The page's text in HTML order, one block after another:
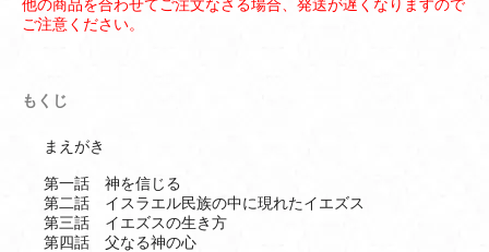
他の商品を合わせてご注文なさる場合、発送が遅くなりますので
ご注意ください。
もくじ
まえがき
第一話 神を信じる
第二話 イスラエル民族の中に現れたイエズス
第三話 イエズスの生き方
第四話 父なる神の心